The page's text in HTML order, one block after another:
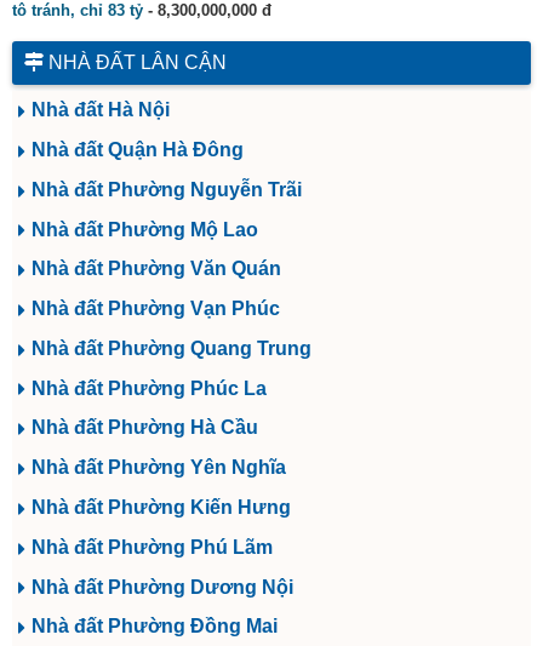
tô tránh, chỉ 83 tỷ - 8,300,000,000 đ
NHÀ ĐẤT LÂN CẬN
Nhà đất Hà Nội
Nhà đất Quận Hà Đông
Nhà đất Phường Nguyễn Trãi
Nhà đất Phường Mộ Lao
Nhà đất Phường Văn Quán
Nhà đất Phường Vạn Phúc
Nhà đất Phường Quang Trung
Nhà đất Phường Phúc La
Nhà đất Phường Hà Cầu
Nhà đất Phường Yên Nghĩa
Nhà đất Phường Kiến Hưng
Nhà đất Phường Phú Lãm
Nhà đất Phường Dương Nội
Nhà đất Phường Đồng Mai